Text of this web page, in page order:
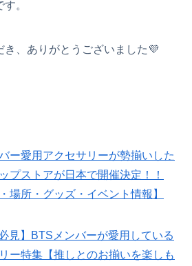
。
き、ありがとうございました💜
ー愛用アクセサリーが勢揃いした
プストアが日本で開催決定！！
場所・グッズ・イベント情報】
見】BTSメンバーが愛用している
ー特集【推しとのお揃いを楽しも